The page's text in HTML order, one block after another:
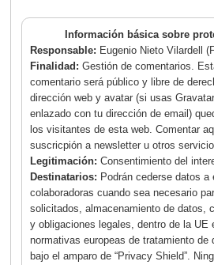
Información básica sobre
Responsable: Eugenio Nieto Vilardell
Finalidad:Gestión de comentarios.
comentario será público y libre de
dirección web y avatar (si usas
enlazado con tu dirección de email)
los visitantes de esta web. Comentar
suscricpión a newsletter u otros
Legitimación:Consentimiento del
Destinatarios: Podrán cederse datos a
colaboradoras cuando sea necesario
solicitados, almacenamiento de datos,
y obligaciones legales, dentro de la UE
normativas europeas de tratamiento de
bajo el amparo de “Privacy Shield”.